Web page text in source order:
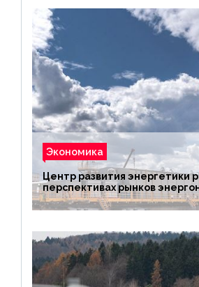
Экономика
Центр развития энергетики
перспективах рынков